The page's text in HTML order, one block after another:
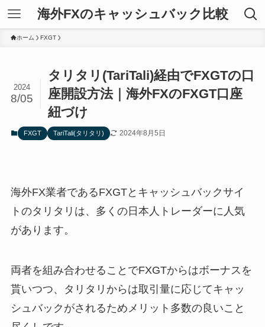
海外FXのキャッシュバック比較
ホーム FXGT
タリタリ(TariTali)経由でFXGTの口
座開設方法｜海外FXのFXGT口座
紐づけ
2024
8/05
FXGT TariTali(タリタリ) 2024年8月5日
海外FX業者であるFXGTとキャッシュバックサイ
トのタリタリは、多くの日本人トレーダーに人気
があります。
両者を組み合わせることでFXGTからはボーナスを
貰いつつ、タリタリからは取引量に応じてキャッ
シュバックがされるためメリット多数の良いこと